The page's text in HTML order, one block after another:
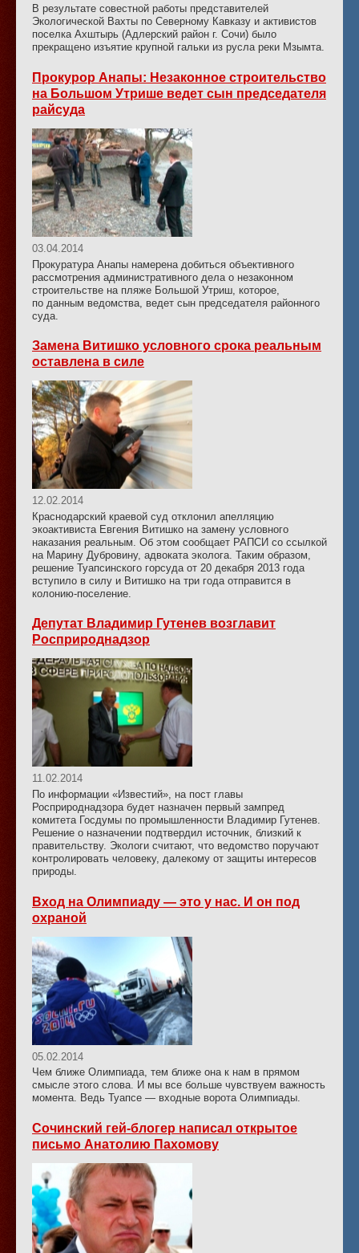
В результате совестной работы представителей
Экологической Вахты по Северному Кавказу и активистов
поселка Ахштырь (Адлерский район г. Сочи) было
прекращено изъятие крупной гальки из русла реки Мзымта.
Прокурор Анапы: Незаконное строительство
на Большом Утрише ведет сын председателя
райсуда
03.04.2014
Прокуратура Анапы намерена добиться объективного
рассмотрения административного дела о незаконном
строительстве на пляже Большой Утриш, которое,
по данным ведомства, ведет сын председателя районного
суда.
Замена Витишко условного срока реальным
оставлена в силе
12.02.2014
Краснодарский краевой суд отклонил апелляцию
экоактивиста Евгения Витишко на замену условного
наказания реальным. Об этом сообщает РАПСИ со ссылкой
на Марину Дубровину, адвоката эколога. Таким образом,
решение Туапсинского горсуда от 20 декабря 2013 года
вступило в силу и Витишко на три года отправится в
колонию-поселение.
Депутат Владимир Гутенев возглавит
Росприроднадзор
11.02.2014
По информации «Известий», на пост главы
Росприроднадзора будет назначен первый зампред
комитета Госдумы по промышленности Владимир Гутенев.
Решение о назначении подтвердил источник, близкий к
правительству. Экологи считают, что ведомство поручают
контролировать человеку, далекому от защиты интересов
природы.
Вход на Олимпиаду — это у нас. И он под
охраной
05.02.2014
Чем ближе Олимпиада, тем ближе она к нам в прямом
смысле этого слова. И мы все больше чувствуем важность
момента. Ведь Туапсе — входные ворота Олимпиады.
Сочинский гей-блогер написал открытое
письмо Анатолию Пахомову